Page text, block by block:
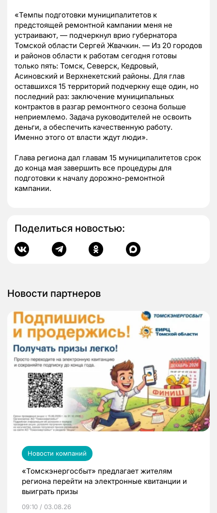
«Темпы подготовки муниципалитетов к
предстоящей ремонтной кампании меня не
устраивают, — подчеркнул врио губернатора
Томской области Сергей Жвачкин. — Из 20 городов
и районов области к работам сегодня готовы
только пять: Томск, Северск, Кедровый,
Асиновский и Верхнекетский районы. Для глав
оставшихся 15 территорий подчеркну еще один, но
последний раз: заключение муниципальных
контрактов в разгар ремонтного сезона больше
неприемлемо. Задача руководителей не освоить
деньги, а обеспечить качественную работу.
Именно этого от власти ждут люди».
Глава региона дал главам 15 муниципалитетов срок
до конца мая завершить все процедуры для
подготовки к началу дорожно-ремонтной
кампании.
Поделиться новостью:
Новости партнеров
Новости компаний
«Томскэнергосбыт» предлагает жителям
региона перейти на электронные квитанции и
выиграть призы
09:10 / 03.08.26